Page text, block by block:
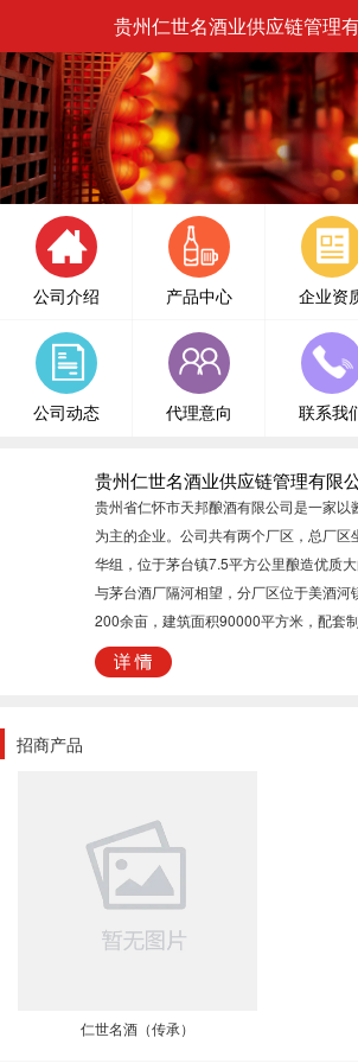
贵州仁世名酒业供应链管理
公司介绍 产品中心 企业资
公司动态 代理意向 联系我
贵州仁世名酒业供应链管理有限
贵州省仁怀市天邦酿酒有限公司是一家以
为主的企业。公司共有两个厂区，总厂区
华组，位于茅台镇7.5平方公里酿造优质
与茅台酒厂隔河相望，分厂区位于美酒河
200余亩，建筑面积90000平方米，配套
10栋，生产窖池480个，年生产大曲酱香
12000余吨，生产线日灌装白酒100000瓶
招商产品
仁世名酒（传承）